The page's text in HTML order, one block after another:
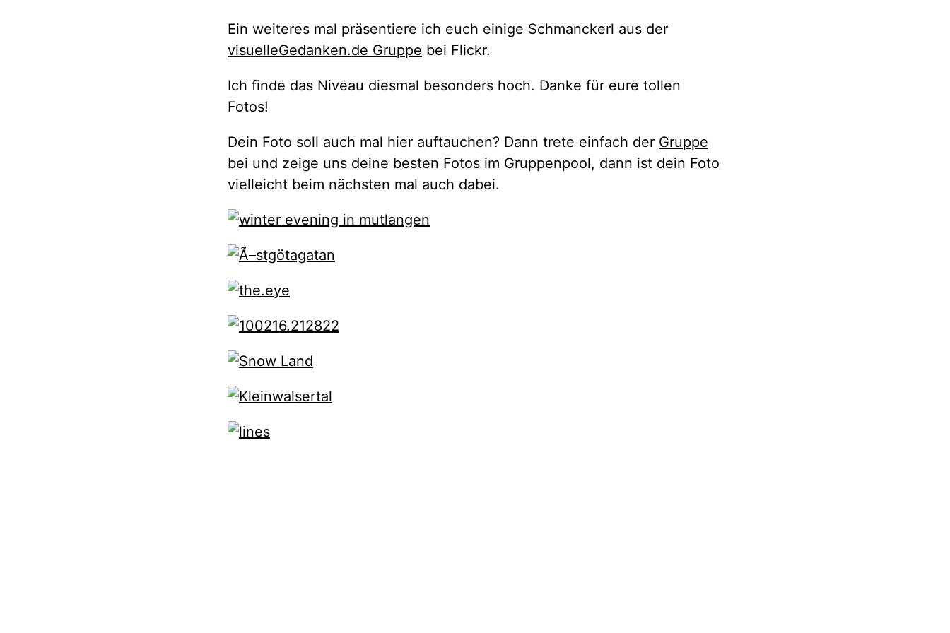
Ein weiteres mal präsentiere ich euch einige Schmanckerl aus der
visuelleGedanken.de Gruppe bei Flickr.
Ich finde das Niveau diesmal besonders hoch. Danke für eure tollen
Fotos!
Dein Foto soll auch mal hier auftauchen? Dann trete einfach der Gruppe
bei und zeige uns deine besten Fotos im Gruppenpool, dann ist dein Foto
vielleicht beim nächsten mal auch dabei.